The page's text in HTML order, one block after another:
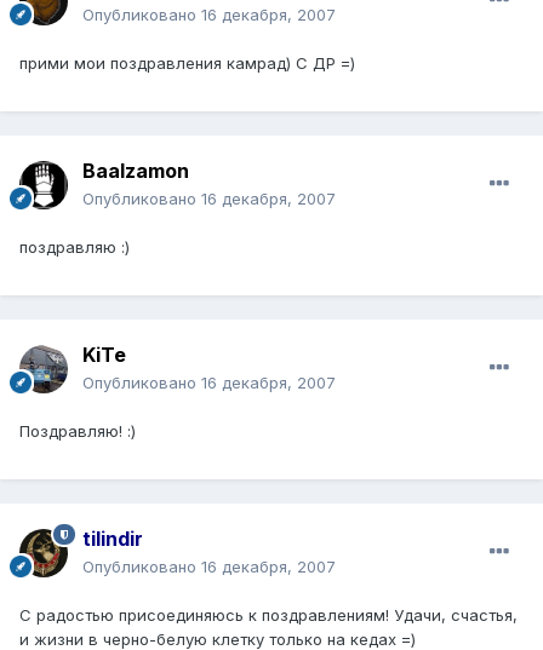
Опубликовано 16 декабря, 2007
прими мои поздравления камрад) С ДР =)
Baalzamon
Опубликовано 16 декабря, 2007
поздравляю :)
KiTe
Опубликовано 16 декабря, 2007
Поздравляю! :)
tilindir
Опубликовано 16 декабря, 2007
С радостью присоединяюсь к поздравлениям! Удачи, счастья,
и жизни в черно-белую клетку только на кедах =)